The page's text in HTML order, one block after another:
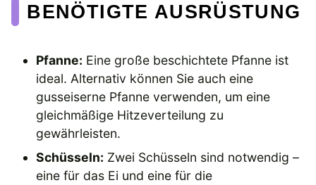
BENÖTIGTE AUSRÜSTUNG
Pfanne: Eine große beschichtete Pfanne ist
ideal. Alternativ können Sie auch eine
gusseiserne Pfanne verwenden, um eine
gleichmäßige Hitzeverteilung zu
gewährleisten.
Schüsseln: Zwei Schüsseln sind notwendig –
eine für das Ei und eine für die